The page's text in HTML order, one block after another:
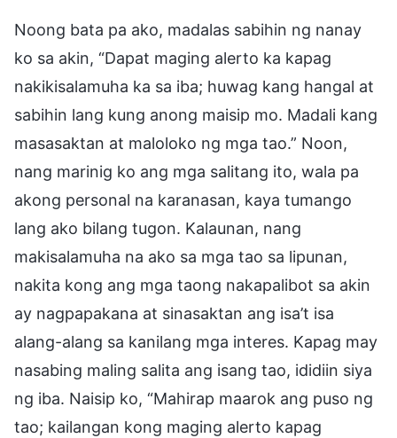
Noong bata pa ako, madalas sabihin ng nanay
ko sa akin, “Dapat maging alerto ka kapag
nakikisalamuha ka sa iba; huwag kang hangal at
sabihin lang kung anong maisip mo. Madali kang
masasaktan at maloloko ng mga tao.” Noon,
nang marinig ko ang mga salitang ito, wala pa
akong personal na karanasan, kaya tumango
lang ako bilang tugon. Kalaunan, nang
makisalamuha na ako sa mga tao sa lipunan,
nakita kong ang mga taong nakapalibot sa akin
ay nagpapakana at sinasaktan ang isa’t isa
alang-alang sa kanilang mga interes. Kapag may
nasabing maling salita ang isang tao, ididiin siya
ng iba. Naisip ko, “Mahirap maarok ang puso ng
tao; kailangan kong maging alerto kapag